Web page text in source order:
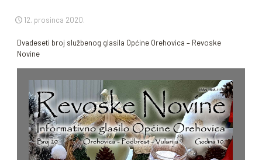
12. prosinca 2020.
Dvadeseti broj službenog glasila Općine Orehovica – Revoske
Novine